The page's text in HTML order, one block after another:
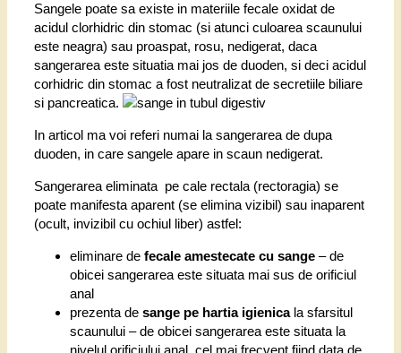
Sangele poate sa existe in materiile fecale oxidat de
acidul clorhidric din stomac (si atunci culoarea scaunului
este neagra) sau proaspat, rosu, nedigerat, daca
sangerarea este situatia mai jos de duoden, si deci acidul
corhidric din stomac a fost neutralizat de secretiile biliare
si pancreatica.
In articol ma voi referi numai la sangerarea de dupa
duoden, in care sangele apare in scaun nedigerat.
Sangerarea eliminata pe cale rectala (rectoragia) se
poate manifesta aparent (se elimina vizibil) sau inaparent
(ocult, invizibil cu ochiul liber) astfel:
eliminare de fecale amestecate cu sange – de
obicei sangerarea este situata mai sus de orificiul
anal
prezenta de sange pe hartia igienicala sfarsitul
scaunului – de obicei sangerarea este situata la